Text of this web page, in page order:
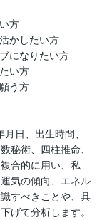
方
かしたい方
になりたい方
い方
う方
日、出生時間、
秘術、四柱推命、
合的に用い、私
気の傾向、エネル
すべきことや、具
げて分析します。